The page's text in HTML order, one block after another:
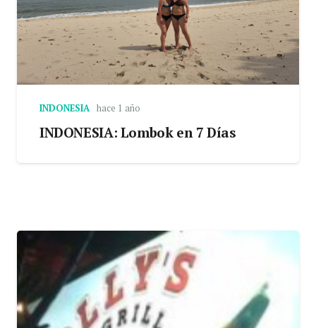
INDONESIA hace 1 año
INDONESIA: Lombok en 7 Días